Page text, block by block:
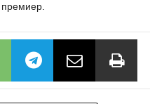
премиер.